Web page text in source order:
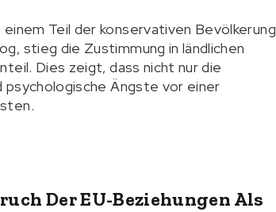
Teil der konservativen Bevölkerung
stieg die Zustimmung in ländlichen
Dies zeigt, dass nicht nur die
psychologische Ängste vor einer
Der EU-Beziehungen Als